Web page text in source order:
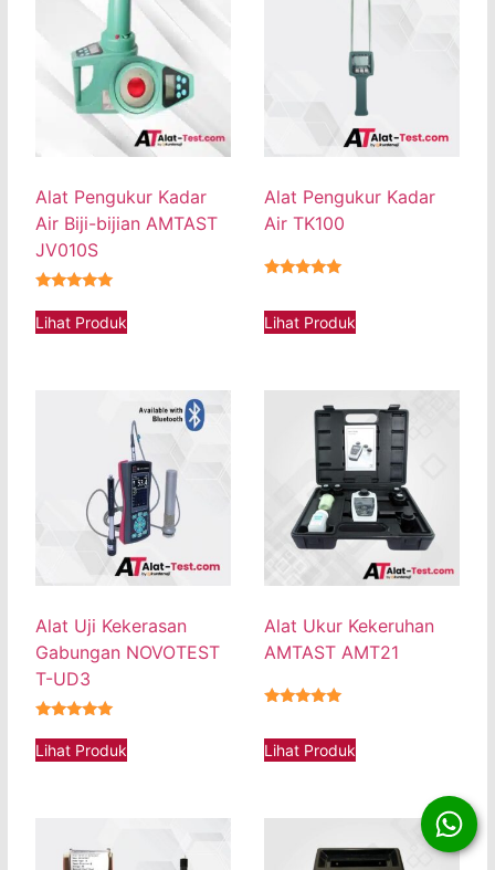
Alat Pengukur Kadar
Air Biji-bijian AMTAST
JV010S
Lihat Produk
Alat Pengukur Kadar
Air TK100
Lihat Produk
Alat Uji Kekerasan
Gabungan NOVOTEST
T-UD3
Lihat Produk
Alat Ukur Kekeruhan
AMTAST AMT21
Lihat Produk